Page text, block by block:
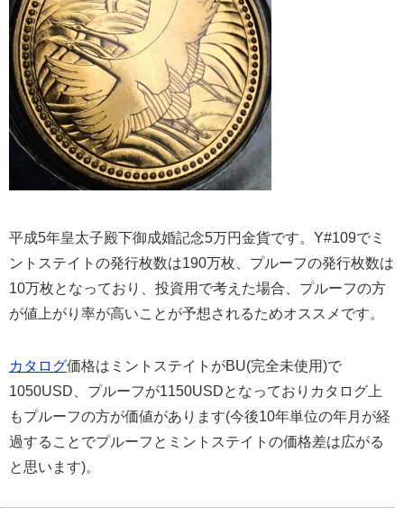
平成5年皇太子殿下御成婚記念5万円金貨です。Y#109でミ
ントステイトの発行枚数は190万枚、プルーフの発行枚数は
10万枚となっており、投資用で考えた場合、プルーフの方
が値上がり率が高いことが予想されるためオススメです。
カタログ価格はミントステイトがBU(完全未使用)で
1050USD、プルーフが1150USDとなっておりカタログ上
もプルーフの方が価値があります(今後10年単位の年月が経
過することでプルーフとミントステイトの価格差は広がる
と思います)。